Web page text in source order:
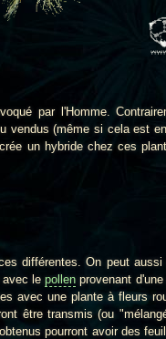
par l'Homme.
vendus (même si cela est
un hybride chez ces
On peut aussi
avec lepollen provenant
avec une plante à fleurs
être transmis (ou
pourront avoir des